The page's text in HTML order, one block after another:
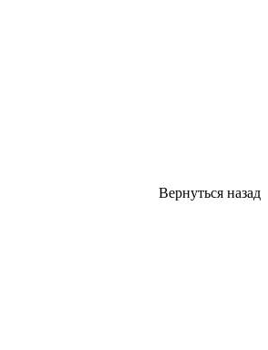
Вернуться назад